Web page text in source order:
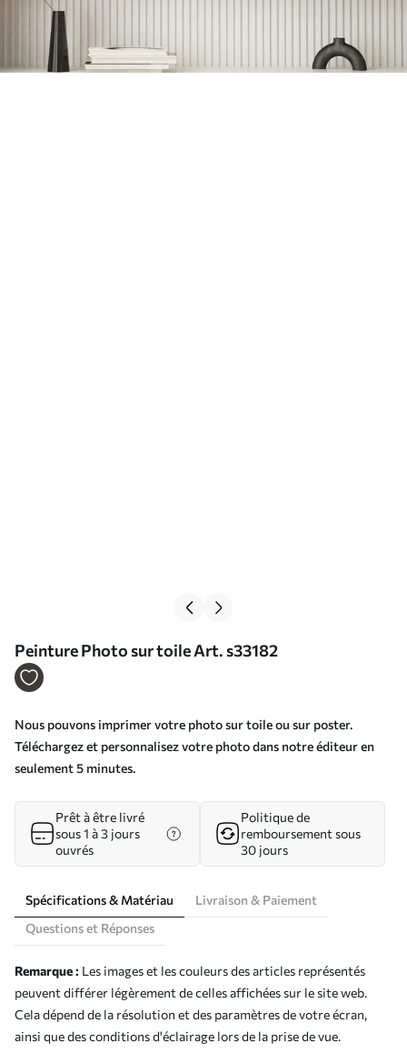
Peinture Photo sur toile Art. s33182
Nous pouvons imprimer votre photo sur toile ou sur poster.
Téléchargez et personnalisez votre photo dans notre éditeur en
seulement 5 minutes.
Prêt à être livré
sous 1 à 3 jours
ouvrés
Politique de
remboursement sous
30 jours
Spécifications & Matériau
Livraison & Paiement
Questions et Réponses
Remarque : Les images et les couleurs des articles représentés
peuvent différer légèrement de celles affichées sur le site web.
Cela dépend de la résolution et des paramètres de votre écran,
ainsi que des conditions d'éclairage lors de la prise de vue.